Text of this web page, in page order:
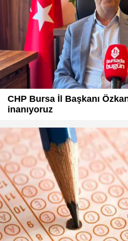
CHP Bursa İl Başkanı
inanıyoruz